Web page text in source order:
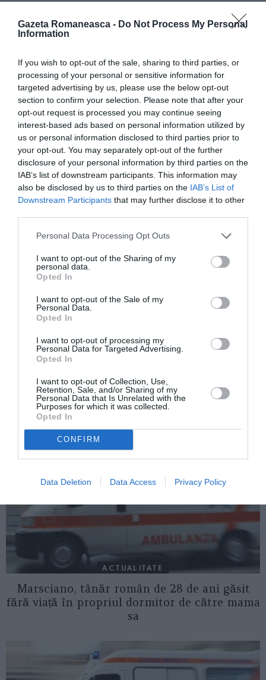
Gazeta Romaneasca - Do Not Process My Personal
Information
If you wish to opt-out of the sale, sharing to third parties, or
processing of your personal or sensitive information for
targeted advertising by us, please use the below opt-out
section to confirm your selection. Please note that after your
opt-out request is processed you may continue seeing
interest-based ads based on personal information utilized by
us or personal information disclosed to third parties prior to
your opt-out. You may separately opt-out of the further
disclosure of your personal information by third parties on the
IAB’s list of downstream participants. This information may
also be disclosed by us to third parties on the IAB’s List of
Downstream Participants that may further disclose it to other
Personal Data Processing Opt Outs
I want to opt-out of the Sharing of my
personal data.
Opted In
I want to opt-out of the Sale of my
Personal Data.
Opted In
I want to opt-out of processing my
Personal Data for Targeted Advertising.
Opted In
I want to opt-out of Collection, Use,
Retention, Sale, and/or Sharing of my
Personal Data that Is Unrelated with the
Purposes for which it was collected.
Opted In
CONFIRM
Data Deletion Data Access Privacy Policy
telefon pe cei prezenți să efectueze procedurile de
resuscitare ale femeii.
Din păcate, când medicul Suem și asistentele au
ajuns la fața locului, nu au putut face nimic pentru a-i
salva viața.Probabil a fost un atac de cord care a
ucis-o. La barul Eden, acum închis pentru doliu, au
intervenit și carabinierii Companiei Vittorio Veneto
care au identificat-o pe femeia de 50 de ani.
>>>Sardinia, româncă lovită în ochi cu un harpon de
un vecin italian. „Trăiesc în teroare, agresorul este
liber”
Articolul anterior
Bătrână invalidă, bătută cu sălbăticie de
badantă, fiul ascunde o cameră și filmează
totul – VIDEO
Următorul articol
însărcinată de 13 ani: tatăl surprins de
camere la Torino
AȚI PUTEA DORI DE
ASEMENEA
ACTUALITATE
Marsciano, tânăr român de 28 de ani găsit
fără viață în propriul dormitor de către mama
sa